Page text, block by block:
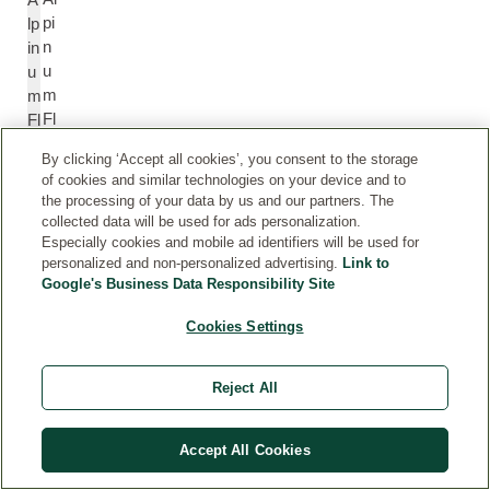
lp
in
u
m
Fl
pi
n
u
m
Fl
w
er
/L
e
af
/
xt
ra
By clicking ‘Accept all cookies’, you consent to the storage
of cookies and similar technologies on your device and to
the processing of your data by us and our partners. The
collected data will be used for ads personalization.
Especially cookies and mobile ad identifiers will be used for
personalized and non-personalized advertising. Link to
Google's Business Data Responsibility Site
Cookies Settings
Reject All
Accept All Cookies